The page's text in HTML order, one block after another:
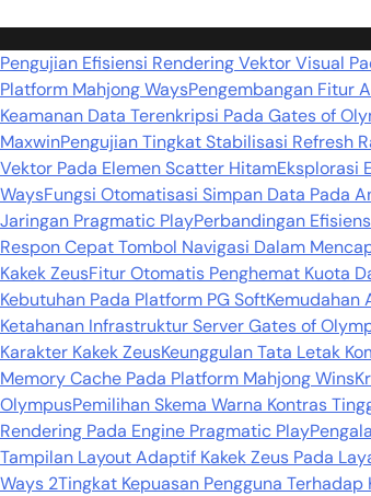
Pengujian Efisiensi Rendering Vektor Visual
Platform Mahjong WaysPengembangan Fitur
Keamanan Data Terenkripsi Pada Gates of
MaxwinPengujian Tingkat Stabilisasi Refresh
Vektor Pada Elemen Scatter HitamEksplorasi
WaysFungsi Otomatisasi Simpan Data Pada
Jaringan Pragmatic PlayPerbandingan
Respon Cepat Tombol Navigasi Dalam
Kakek ZeusFitur Otomatis Penghemat Kuota
Kebutuhan Pada Platform PG SoftKemudahan
Ketahanan Infrastruktur Server Gates of
Karakter Kakek ZeusKeunggulan Tata Letak
Memory Cache Pada Platform Mahjong Wins
OlympusPemilihan Skema Warna Kontras
Rendering Pada Engine Pragmatic Play
Tampilan Layout Adaptif Kakek Zeus Pada
Ways 2Tingkat Kepuasan Pengguna